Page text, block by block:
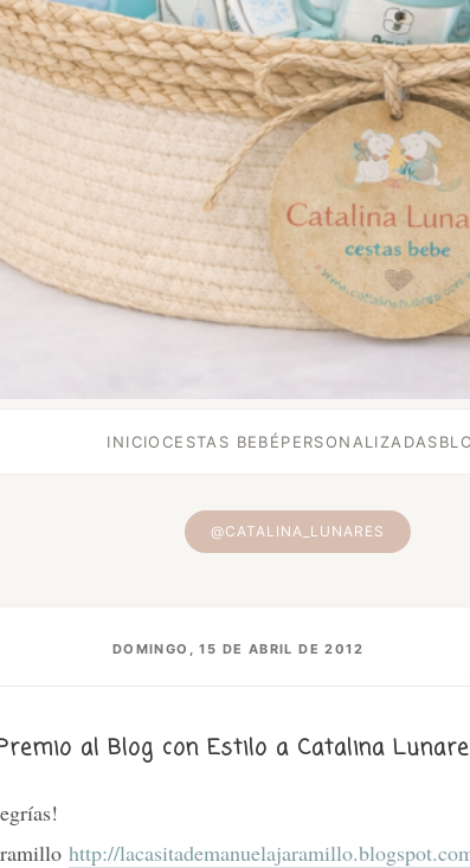
INICIOCESTAS BEBÉPERSONALIZADAS
@CATALINA_LUNARES
DOMINGO, 15 DE ABRIL DE 2012
al Blog con Estilo a Catalina
http://